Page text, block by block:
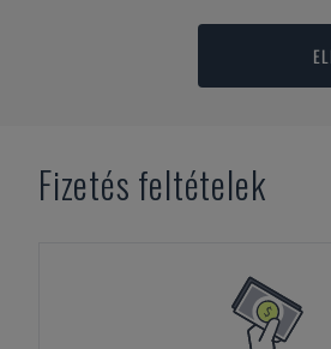
Fizetés feltételek